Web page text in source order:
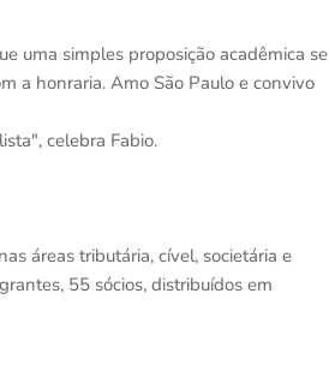
uma simples proposição acadêmica se
a honraria. Amo São Paulo e convivo
celebra Fabio.
áreas tributária, cível, societária e
55 sócios, distribuídos em